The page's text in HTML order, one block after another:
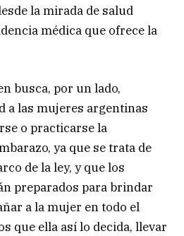
la mirada de salud
médica que ofrece la
busca, por un lado,
las mujeres argentinas
o practicarse la
ya que se trata de
de la ley, y que los
preparados para brindar
a la mujer en todo el
que ella así lo decida, llevar